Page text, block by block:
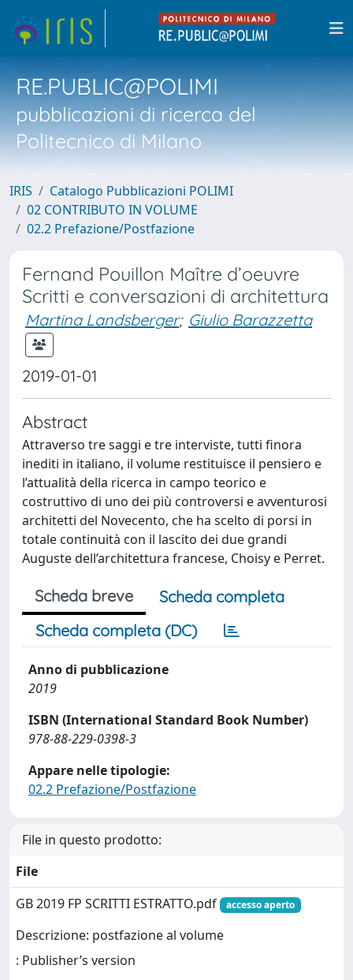
RE.PUBLIC@POLIMI
pubblicazioni di ricerca del
Politecnico di Milano
IRIS
Catalogo Pubblicazioni POLIMI
02 CONTRIBUTO IN VOLUME
02.2 Prefazione/Postfazione
Fernand Pouillon Maître d’oeuvre
Scritti e conversazioni di architettura
Martina Landsberger; Giulio Barazzetta
2019-01-01
Abstract
Attraverso tre saggi e tre interviste, tutti finora
inediti in italiano, il volume restituisce il pensiero e
l’attualità della ricerca in campo teorico e
costruttivo di uno dei più controversi e avventurosi
architetti del Novecento, che ha scelto di porsi in
totale continuità con il lascito dei due grandi
Auguste dell’architettura francese, Choisy e Perret.
Scheda breve
Scheda completa
Scheda completa (DC)
Anno di pubblicazione
2019
ISBN (International Standard Book Number)
978-88-229-0398-3
Appare nelle tipologie:
02.2 Prefazione/Postfazione
File in questo prodotto:
File
GB 2019 FP SCRITTI ESTRATTO.pdf
accesso aperto
Descrizione: postfazione al volume
: Publisher’s version